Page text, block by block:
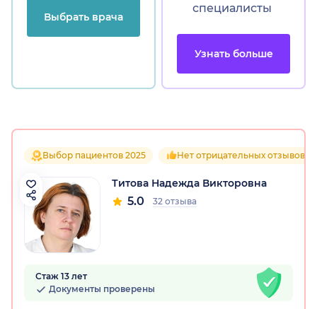
Выбрать врача
специалисты
Узнать больше
Выбор пациентов 2025 Нет отрицательных отзывов
Титова Надежда Викторовна
5.0 32 отзыва
Стаж 13 лет
Документы проверены